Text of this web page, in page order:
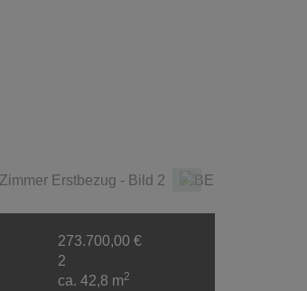
273.700,00 €
2
ca. 42,8 m2